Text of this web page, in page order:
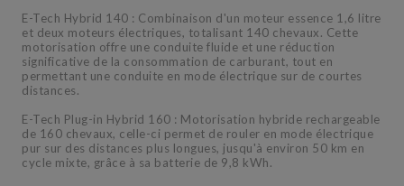
E-Tech Hybrid 140 : Combinaison d'un moteur essence 1,6 litre
et deux moteurs électriques, totalisant 140 chevaux. Cette
motorisation offre une conduite fluide et une réduction
significative de la consommation de carburant, tout en
permettant une conduite en mode électrique sur de courtes
distances.
E-Tech Plug-in Hybrid 160 : Motorisation hybride rechargeable
de 160 chevaux, celle-ci permet de rouler en mode électrique
pur sur des distances plus longues, jusqu'à environ 50 km en
cycle mixte, grâce à sa batterie de 9,8 kWh.